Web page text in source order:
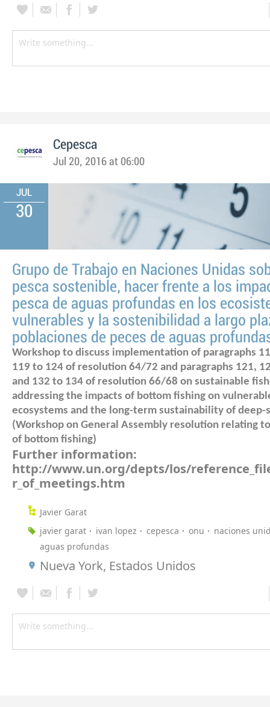
Cepesca
Jul 20, 2016 at 06:00
JUL
30
Grupo de Trabajo en Naciones Unidas
pesca sostenible, hacer frente a los
pesca de aguas profundas en los
vulnerables y la sostenibilidad a largo
poblaciones de peces de aguas
Workshop to discuss implementation of paragraphs
119 to 124 of resolution 64/72 and paragraphs 121,
and 132 to 134 of resolution 66/68 on sustainable
addressing the impacts of bottom fishing on
ecosystems and the long-term sustainability of deep-
(Workshop on General Assembly resolution relating
of bottom fishing)
Further information:
http://www.un.org/depts/los/
r_of_meetings.htm
Javier Garat
javier garat
ivan lopez cepesca onu
naciones
aguas profundas
Nueva York, Estados Unidos